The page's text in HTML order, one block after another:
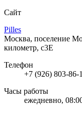
Сайт
Pilles
Москва, поселение
километр, с3Е
Телефон
+7 (926) 803-86-
Часы работы
ежедневно,